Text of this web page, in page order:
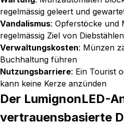
regelmässig geleert und
Vandalismus: Opferstöcke und
regelmässig Ziel von Diebstählen
Verwaltungskosten: Münzen
Buchhaltung führen
Nutzungsbarriere: Ein Tourist
kann keine Kerze anzünden
Der LumignonLED-
vertrauensbasierte